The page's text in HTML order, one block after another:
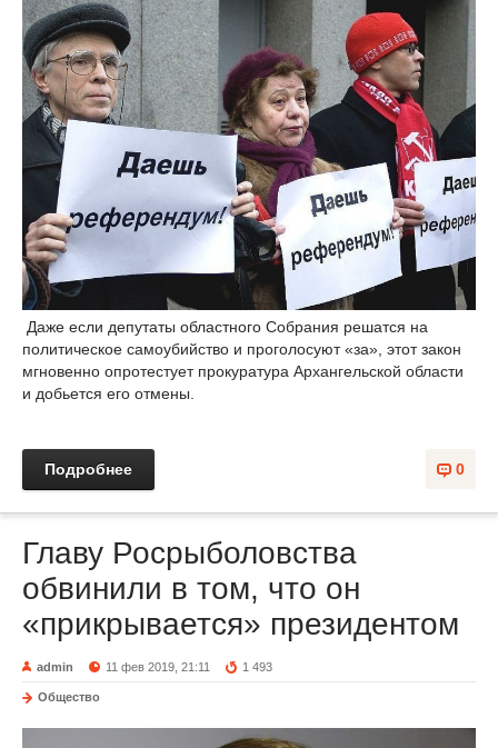
Даже если депутаты областного Собрания решатся на
политическое самоубийство и проголосуют «за», этот закон
мгновенно опротестует прокуратура Архангельской области
и добьется его отмены.
0
Подробнее
Главу Росрыболовства
обвинили в том, что он
«прикрывается» президентом
admin 11 фев 2019, 21:11 1 493
Общество